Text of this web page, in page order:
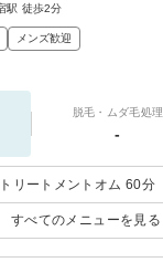
駅 徒歩2分
メンズ歓迎
脱毛・ムダ毛処理
-
リートメントオム 60分
すべてのメニューを見る